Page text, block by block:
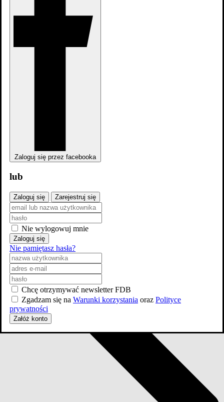
Zaloguj się przez facebooka
lub
Zaloguj się Zarejestruj się
Nie wylogowuj mnie
Zaloguj się
Nie pamiętasz hasła?
Chcę otrzymywać newsletter FDB
Zgadzam się na Warunki korzystania oraz Polityce
prywatności
Załóż konto